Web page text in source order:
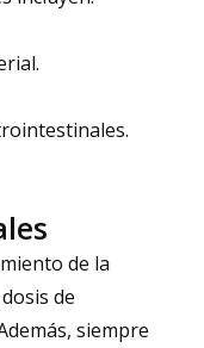
de la
de
siempre